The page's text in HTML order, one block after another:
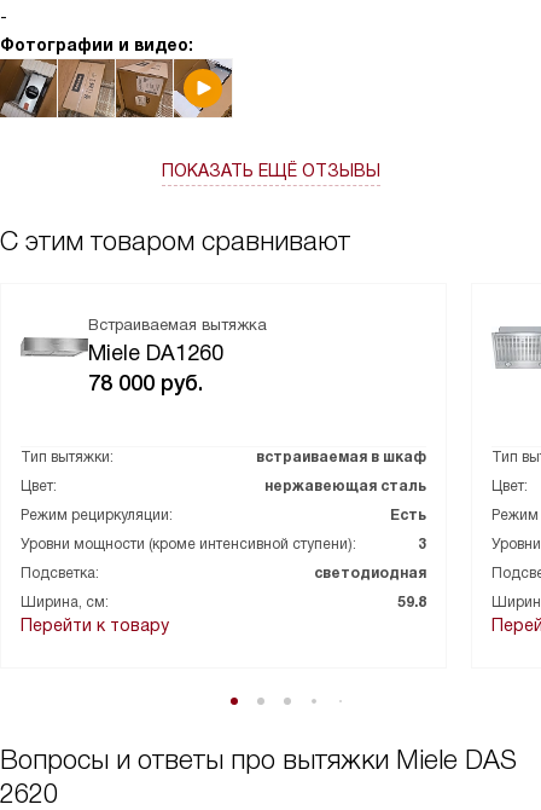
-
Фотографии и видео:
ПОКАЗАТЬ ЕЩЁ ОТЗЫВЫ
С этим товаром сравнивают
Встраиваемая вытяжка
Miele DA1260
78 000 руб.
Тип вытяжки:
встраиваемая в шкаф
Цвет:
нержавеющая сталь
Режим рециркуляции:
Есть
Уровни мощности (кроме интенсивной ступени):
3
Подсветка:
светодиодная
Ширина, см:
59.8
Перейти к товару
Тип
Цвет:
Режим
Вопросы и ответы про вытяжки Miele DAS
2620